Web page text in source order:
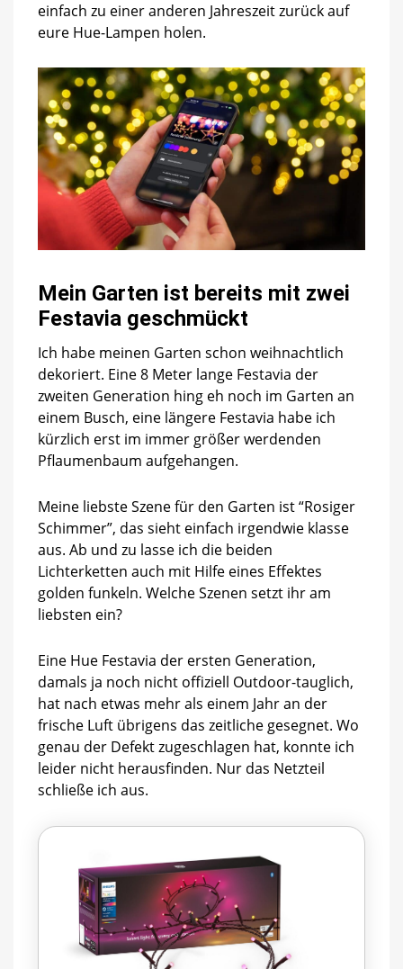
einfach zu einer anderen Jahreszeit zurück auf
eure Hue-Lampen holen.
Mein Garten ist bereits mit zwei
Festavia geschmückt
Ich habe meinen Garten schon weihnachtlich
dekoriert. Eine 8 Meter lange Festavia der
zweiten Generation hing eh noch im Garten an
einem Busch, eine längere Festavia habe ich
kürzlich erst im immer größer werdenden
Pflaumenbaum aufgehangen.
Meine liebste Szene für den Garten ist “Rosiger
Schimmer”, das sieht einfach irgendwie klasse
aus. Ab und zu lasse ich die beiden
Lichterketten auch mit Hilfe eines Effektes
golden funkeln. Welche Szenen setzt ihr am
liebsten ein?
Eine Hue Festavia der ersten Generation,
damals ja noch nicht offiziell Outdoor-tauglich,
hat nach etwas mehr als einem Jahr an der
frische Luft übrigens das zeitliche gesegnet. Wo
genau der Defekt zugeschlagen hat, konnte ich
leider nicht herausfinden. Nur das Netzteil
schließe ich aus.